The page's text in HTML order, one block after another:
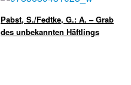
Pabst, S./Fedtke, G.: A. – Grab
des unbekannten Häftlings